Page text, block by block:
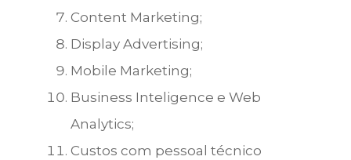
Content Marketing;
Display Advertising;
Mobile Marketing;
Business Inteligence e Web
Analytics;
Custos com pessoal técnico